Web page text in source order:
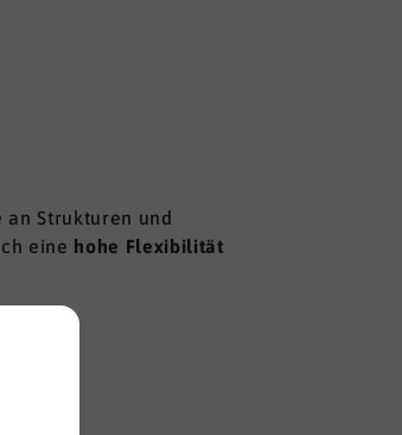
Strukturen und
eine hohe Flexibilität